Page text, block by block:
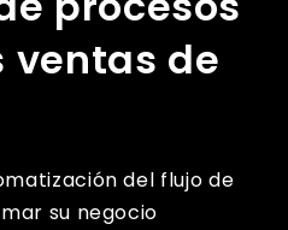
ventas de
del flujo de
su negocio